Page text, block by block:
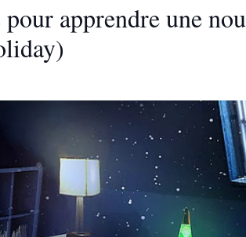
apprendre une